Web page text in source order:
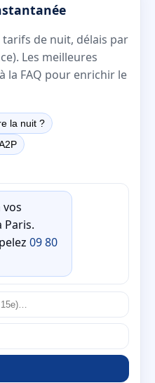
de nuit, délais par
Les meilleures
la FAQ pour enrichir le
la nuit ?
vos
09 80